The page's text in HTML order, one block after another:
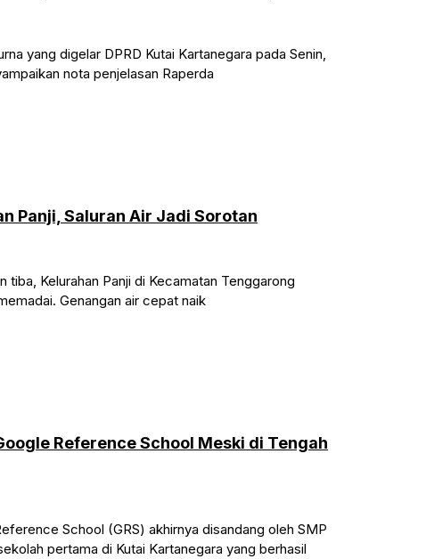
yang digelar DPRD Kutai Kartanegara pada Senin,
nota penjelasan Raperda
Panji, Saluran Air Jadi Sorotan
Kelurahan Panji di Kecamatan Tenggarong
Genangan air cepat naik
Reference School Meski di Tengah
School (GRS) akhirnya disandang oleh SMP
pertama di Kutai Kartanegara yang berhasil